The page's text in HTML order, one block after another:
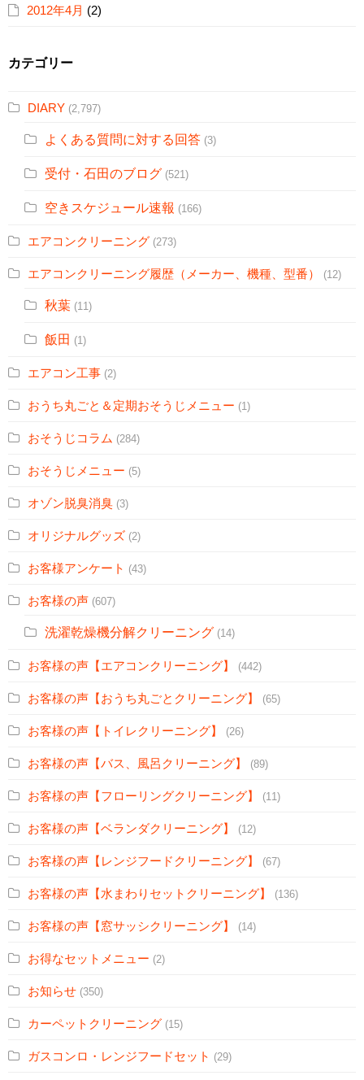
2012年4月 (2)
カテゴリー
DIARY (2,797)
よくある質問に対する回答 (3)
受付・石田のブログ (521)
空きスケジュール速報 (166)
エアコンクリーニング (273)
エアコンクリーニング履歴（メーカー、機種、型番） (12)
秋葉 (11)
飯田 (1)
エアコン工事 (2)
おうち丸ごと＆定期おそうじメニュー (1)
おそうじコラム (284)
おそうじメニュー (5)
オゾン脱臭消臭 (3)
オリジナルグッズ (2)
お客様アンケート (43)
お客様の声 (607)
洗濯乾燥機分解クリーニング (14)
お客様の声【エアコンクリーニング】 (442)
お客様の声【おうち丸ごとクリーニング】 (65)
お客様の声【トイレクリーニング】 (26)
お客様の声【バス、風呂クリーニング】 (89)
お客様の声【フローリングクリーニング】 (11)
お客様の声【ベランダクリーニング】 (12)
お客様の声【レンジフードクリーニング】 (67)
お客様の声【水まわりセットクリーニング】 (136)
お客様の声【窓サッシクリーニング】 (14)
お得なセットメニュー (2)
お知らせ (350)
カーペットクリーニング (15)
ガスコンロ・レンジフードセット (29)